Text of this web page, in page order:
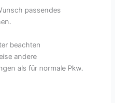
passendes
beachten
andere
als für normale Pkw.